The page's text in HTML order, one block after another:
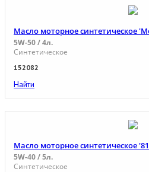
Масло моторное синтетическое
5W-50 / 4л.
Синтетическое
152082
Найти
Масло моторное синтетическое
5W-40 / 5л.
Синтетическое